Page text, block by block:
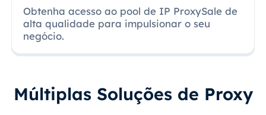
Obtenha acesso ao pool de IP ProxySale de
alta qualidade para impulsionar o seu
negócio.
Múltiplas Soluções de Proxy